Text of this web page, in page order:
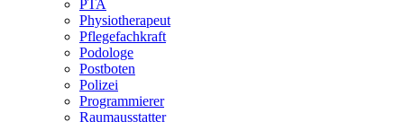
PTA
Physiotherapeut
Pflegefachkraft
Podologe
Postboten
Polizei
Programmierer
Raumausstatter